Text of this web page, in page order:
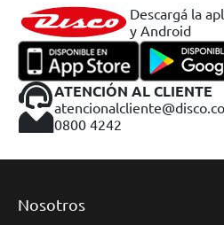
Descargá la
y Android
ATENCIÓN AL CLIENTE
0800 4242
Nosotros